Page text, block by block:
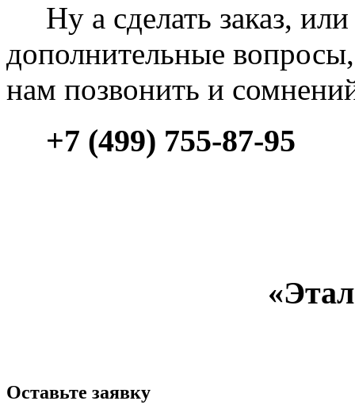
Ну а сделать заказ, или
дополнительные вопросы,
нам позвонить и
+7 (499) 755-87-95
­Оставьте заявку